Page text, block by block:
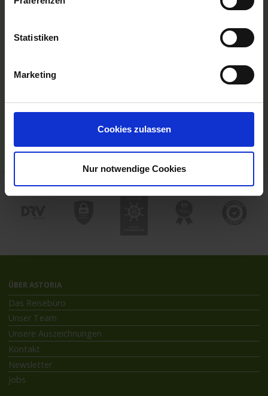
Statistiken
Marketing
Cookies zulassen
Nur notwendige Cookies
MS Anesha
MS Elegant Lady
TOP Themen
Flussreisen mit An- und Abreise
Deutschsprachiger Gästeservice
Last Minute Flusskreuzfahrten
Kreuzfahrthäfen
ÜBER ASTORIA
Das Reisebüro
Unser Team
Unsere Auszeichnungen
Kontakt
Newsletter
Jobs